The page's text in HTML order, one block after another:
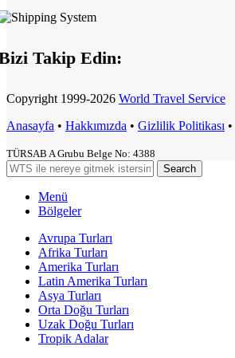
Takip Edin:
Copyright 1999-2026 World Travel Service
Anasayfa • Hakkımızda • Gizlilik Politikası •
TÜRSAB A Grubu Belge No: 4388
Search
Menü
Bölgeler
Avrupa Turları
Afrika Turları
Amerika Turları
Latin Amerika Turları
Asya Turları
Orta Doğu Turları
Uzak Doğu Turları
Tropik Adalar